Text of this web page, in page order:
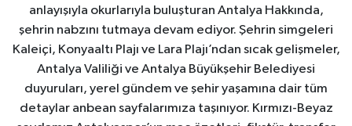
anlayışıyla okurlarıyla buluşturan Antalya Hakkında,
şehrin nabzını tutmaya devam ediyor. Şehrin simgeleri
Kaleiçi, Konyaaltı Plajı ve Lara Plajı’ndan sıcak gelişmeler,
Antalya Valiliği ve Antalya Büyükşehir Belediyesi
duyuruları, yerel gündem ve şehir yaşamına dair tüm
detaylar anbean sayfalarımıza taşınıyor. Kırmızı-Beyaz